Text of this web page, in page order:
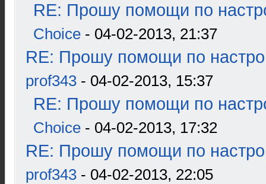
RE: Прошу помощи по
Choice - 04-02-2013, 21:37
RE: Прошу помощи по
prof343 - 04-02-2013, 15:37
RE: Прошу помощи по
Choice - 04-02-2013, 17:32
RE: Прошу помощи по
prof343 - 04-02-2013, 22:05